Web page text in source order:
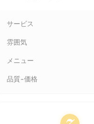
サービス
雰囲気
メニュー
品質-価格